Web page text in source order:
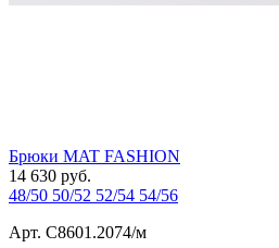
Брюки MAT FASHION
14 630 руб.
48/50 50/52 52/54 54/56
Арт. С8601.2074/м